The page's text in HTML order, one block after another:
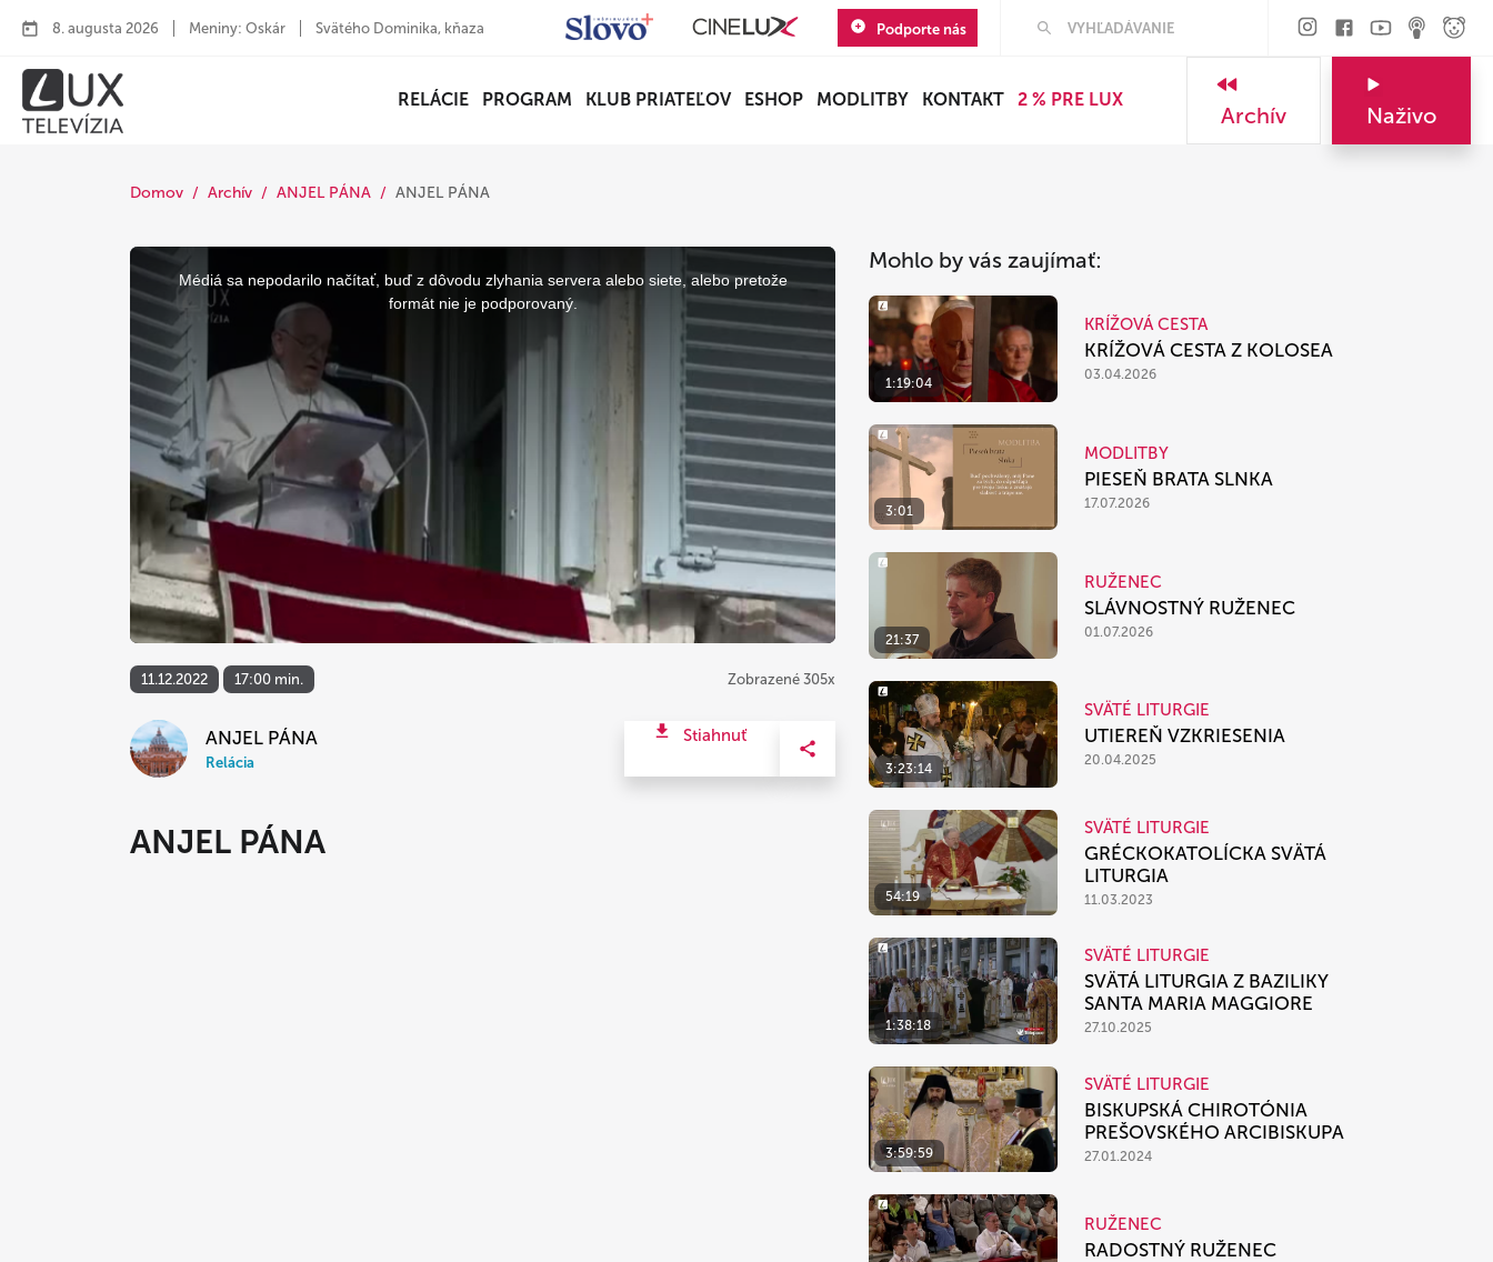
8. augusta 2026 Meniny: Oskár Svätého Dominika, kňaza Podporte nás
RELÁCIE PROGRAM KLUB PRIATEĽOV ESHOP MODLITBY KONTAKT 2 % PRE LUX
Archív Naživo
Domov Archív ANJEL PÁNA ANJEL PÁNA
This
is
window.
Médiá sa nepodarilo načítať, buď z dôvodu zlyhania servera alebo siete, alebo pretože
formát nie je podporovaný.
11.12.2022 17:00 min. Zobrazené 305x
ANJEL PÁNA
Relácia
Stiahnuť
ANJEL PÁNA
Mohlo by vás zaujímať:
1:19:04
KRÍŽOVÁ CESTA
KRÍŽOVÁ CESTA Z KOLOSEA
03.04.2026
3:01
MODLITBY
PIESEŇ BRATA SLNKA
17.07.2026
21:37
RUŽENEC
SLÁVNOSTNÝ RUŽENEC
01.07.2026
3:23:14
SVÄTÉ LITURGIE
UTIEREŇ VZKRIESENIA
20.04.2025
54:19
SVÄTÉ LITURGIE
GRÉCKOKATOLÍCKA SVÄTÁ
LITURGIA
11.03.2023
1:38:18
SVÄTÉ LITURGIE
SVÄTÁ LITURGIA Z BAZILIKY
SANTA MARIA MAGGIORE
27.10.2025
3:59:59
SVÄTÉ LITURGIE
BISKUPSKÁ CHIROTÓNIA
PREŠOVSKÉHO ARCIBISKUPA
27.01.2024
RUŽENEC
RADOSTNÝ RUŽENEC